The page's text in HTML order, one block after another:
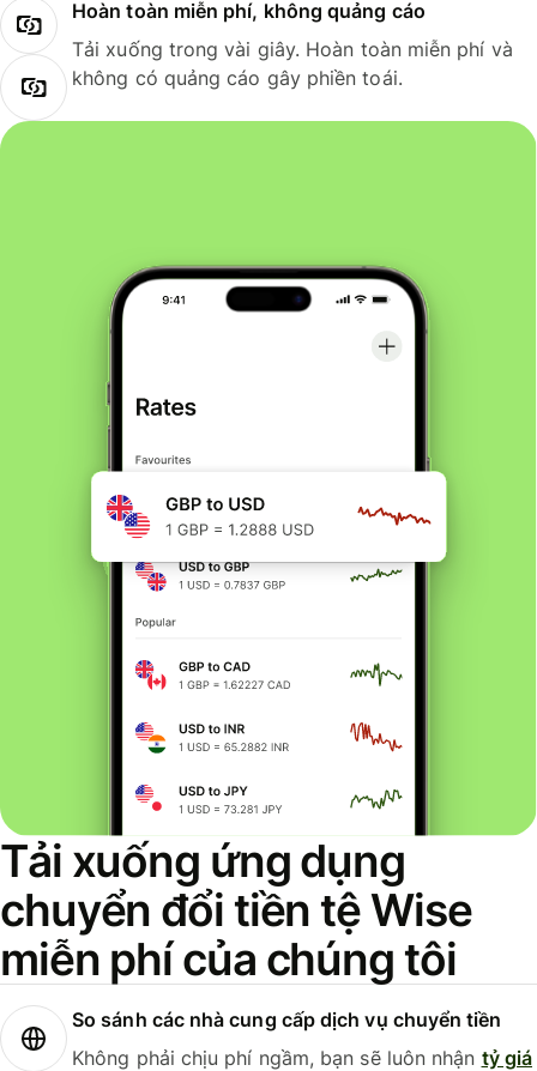
Hoàn toàn miễn phí, không quảng cáo
Tải xuống trong vài giây. Hoàn toàn miễn phí và
không có quảng cáo gây phiền toái.
Tải xuống ứng dụng
chuyển đổi tiền tệ Wise
miễn phí của chúng tôi
So sánh các nhà cung cấp dịch vụ chuyển tiền
Không phải chịu phí ngầm, bạn sẽ luôn nhận tỷ giá